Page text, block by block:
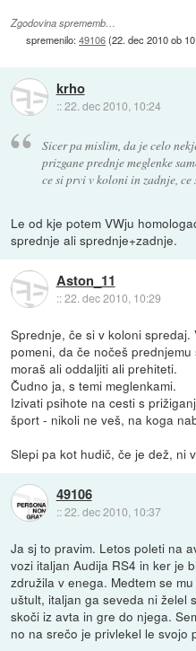
Zgodovina sprememb…
spremenilo:49106(22. dec 2010 ob
krho
::22. dec 2010, 10:24
Sicer pa mislim, da je celo
prizgane prednje meglenke
ce si prvi v koloni in zadnje,
Le od kje potem VWju
sprednje ali sprednje+zadnje.
Aston_11
::22. dec 2010, 10:29
Sprednje, če si v koloni
pomeni, da če nočeš
moraš ali oddaljiti ali prehiteti.
Čudno ja, s temi meglenkami.
Izivati psihote na cesti s
šport - nikoli ne veš, na koga
Slepi pa kot hudič, če je dež, ni
49106
::22. dec 2010, 10:37
Ja sj to pravim. Letos poleti na
vozi italjan Audija RS4 in ker je
združila v enega. Medtem se
uštult, italjan ga seveda ni želel
skoči iz avta in gre do njega.
no na srečo je privlekel le svojo